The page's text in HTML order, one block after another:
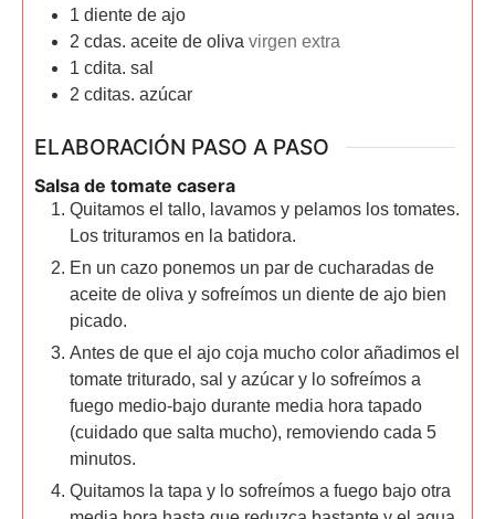
1 diente de ajo
2 cdas. aceite de oliva virgen extra
1 cdita. sal
2 cditas. azúcar
ELABORACIÓN PASO A PASO
Salsa de tomate casera
Quitamos el tallo, lavamos y pelamos los tomates.
Los trituramos en la batidora.
En un cazo ponemos un par de cucharadas de
aceite de oliva y sofreímos un diente de ajo bien
picado.
Antes de que el ajo coja mucho color añadimos el
tomate triturado, sal y azúcar y lo sofreímos a
fuego medio-bajo durante media hora tapado
(cuidado que salta mucho), removiendo cada 5
minutos.
Quitamos la tapa y lo sofreímos a fuego bajo otra